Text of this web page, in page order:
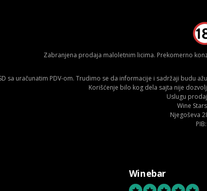
Zabranjena prodaja maloletnim licima. Prekomerno
sa uračunatim PDV-om. Trudimo se da informacije i sadržaji
Korišćenje bilo kog dela sajta nije
Uslugu
Wine
Njegoševa
Winebar